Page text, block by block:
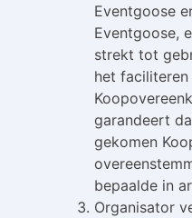
Eventgoose
Eventgoose,
strekt tot
het
garandeert
gekomen
bepaalde in
Organisator